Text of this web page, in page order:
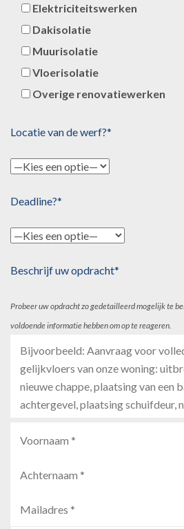
Elektriciteitswerken
Dakisolatie
Muurisolatie
Vloerisolatie
Overige renovatiewerken
Locatie van de werf?*
Deadline?*
Beschrijf uw opdracht*
Probeer uw opdracht zo gedetailleerd mogelijk te
voldoende informatie hebben om op te reageren.